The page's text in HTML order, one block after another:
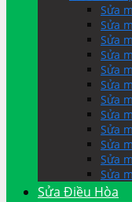
Sửa
Sửa
Sửa
Sửa
Sửa
Sửa
Sửa
Sửa
Sửa
Sửa
Sửa
Sửa
Sửa Điều Hòa